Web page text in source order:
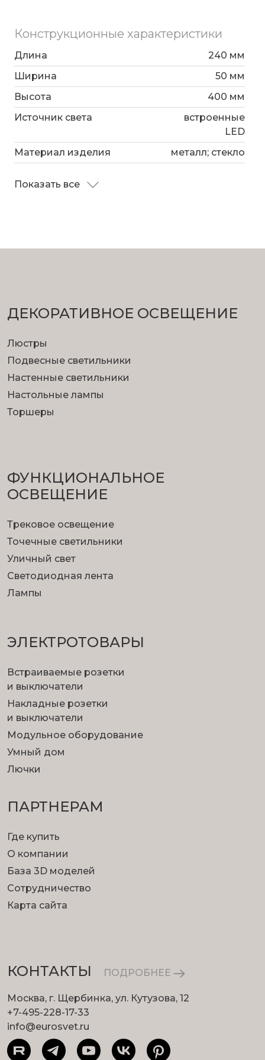
Конструкционные характеристики
Длина
240 мм
Ширина
50 мм
Высота
400 мм
Источник света
встроенные
LED
Материал изделия
металл; стекло
Показать все
ДЕКОРАТИВНОЕ ОСВЕЩЕНИЕ
Люстры
Подвесные светильники
Настенные светильники
Настольные лампы
Торшеры
ФУНКЦИОНА­ЛЬНОЕ
ОСВЕЩЕНИЕ
Трековое освещение
Точечные светильники
Уличный свет
Светодиодная лента
Лампы
ЭЛЕКТРОТОВАРЫ
Встраиваемые розетки
и выключатели
Накладные розетки
и выключатели
Модульное оборудование
Умный дом
Лючки
ПАРТНЕРАМ
Где купить
О компании
База 3D моделей
Сотрудничество
Карта сайта
КОНТАКТЫ ПОДРОБНЕЕ
Москва, г. Щербинка, ул. Кутузова, 12
+7-495-228-17-33
info@eurosvet.ru